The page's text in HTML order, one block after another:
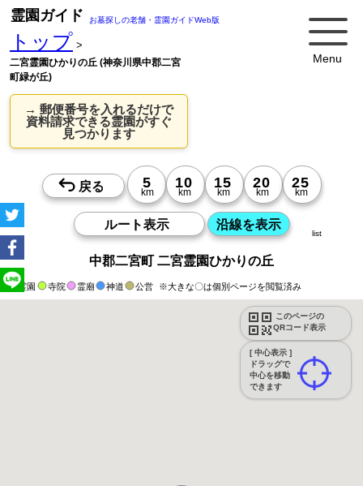
Menu
霊園ガイド お墓探しの老舗・霊園ガイドWeb版
トップ >
二宮霊園ひかりの丘 (神奈川県中郡二宮
町緑が丘)
→ 郵便番号を入れるだけで
資料請求できる霊園がすぐ
見つかります
中郡二宮町 二宮霊園ひかりの丘
霊園 寺院 霊廟 神道 公営 ※大きな〇は個別ページを閲覧済み
このページの
QRコード表示
[ 中心表示 ]
ドラッグで
中心を移動
できます
list